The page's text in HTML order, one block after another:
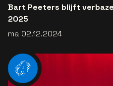
Bart Peeters blijft
2025
ma 02.12.2024